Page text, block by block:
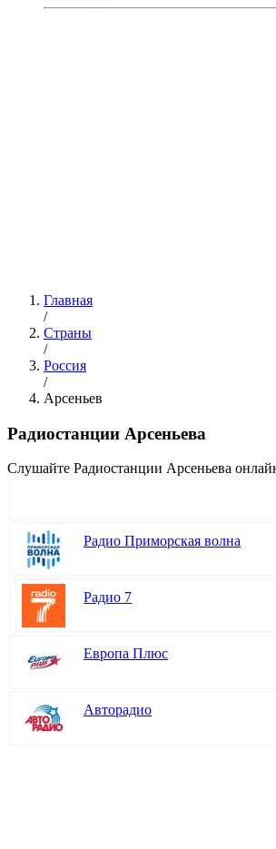
Главная
/
Страны
/
Россия
/
Арсеньев
Радиостанции Арсеньева
Cлушайте Радиостанции Арсеньева
Радио Приморская волна
Радио 7
Европа Плюс
Авторадио